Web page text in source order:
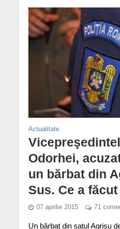
Actualitate
Odorhei,
un bărbat din
Sus. Ce a
07 aprilie 2015 71
Un bărbat din satul Agrişu